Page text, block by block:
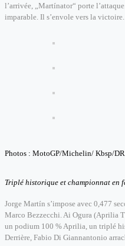
l’arrivée, „Martínator“ porte
imparable. Il s’envole vers la victoire.
Photos : MotoGP/Michelin/ Kbsp/DR
Triplé historique et championnat en
Jorge Martín s’impose avec 0,477
Marco Bezzecchi. Ai Ogura (Aprilia
un podium 100 % Aprilia, un triplé
Derrière, Fabio Di Giannantonio